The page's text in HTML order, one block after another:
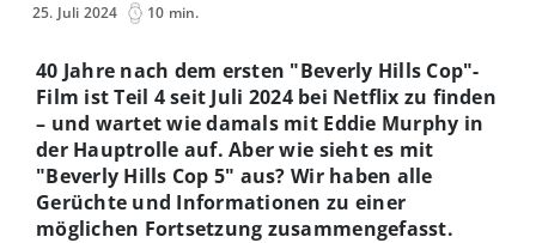
25. Juli 2024 10 min.
40 Jahre nach dem ersten "Beverly Hills Cop"-
Film ist Teil 4 seit Juli 2024 bei Netflix zu finden
– und wartet wie damals mit Eddie Murphy in
der Hauptrolle auf. Aber wie sieht es mit
"Beverly Hills Cop 5" aus? Wir haben alle
Gerüchte und Informationen zu einer
möglichen Fortsetzung zusammengefasst.